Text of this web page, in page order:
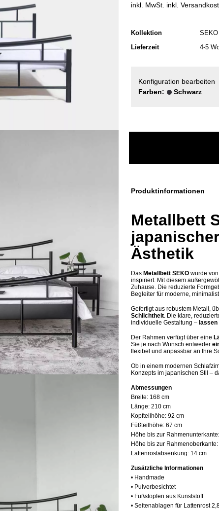
inkl. MwSt. inkl.
Kollektion
SEKO
Lieferzeit
4-5
Konfiguration bearbeiten
Farben:
Schwarz
Produktinformationen
Metallbett
Ästhetik
Das Metallbett SEKO wurde
inspiriert. Mit diesem
Zuhause. Die reduzierte
Begleiter für moderne,
Gefertigt aus robustem Metall,
Schlichtheit. Die klare,
individuelle Gestaltung –
Der Rahmen verfügt über eine
Sie je nach Wunsch entweder
flexibel und anpassbar an Ihre
Ob in einem modernen
Konzepts im japanischen Stil –
Abmessungen
Breite: 168 cm
Länge: 210 cm
Kopfteilhöhe: 92 cm
Füßteilhöhe: 67 cm
Höhe bis zur Rahmenunterkante:
Höhe bis zur Rahmenoberkante:
Lattenrostabsenkung: 14 cm
Zusätzliche Informationen
• Handmade
• Pulverbesichtet
• Fußstopfen aus Kunststoff
• Seitenablagen für Lattenrost